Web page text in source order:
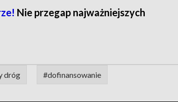
Nie przegap najważniejszych
dróg #dofinansowanie